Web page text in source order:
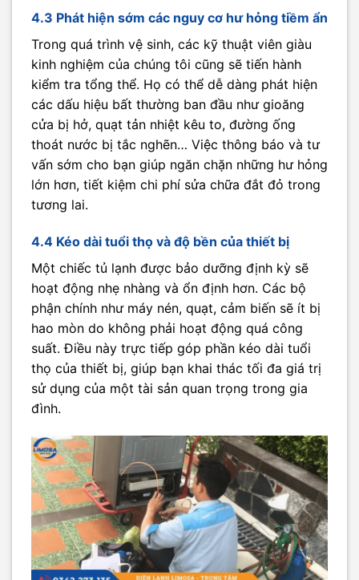
4.3 Phát hiện sớm các nguy cơ hư hỏng tiềm ẩn
Trong quá trình vệ sinh, các kỹ thuật viên giàu
kinh nghiệm của chúng tôi cũng sẽ tiến hành
kiểm tra tổng thể. Họ có thể dễ dàng phát hiện
các dấu hiệu bất thường ban đầu như gioăng
cửa bị hở, quạt tản nhiệt kêu to, đường ống
thoát nước bị tắc nghẽn… Việc thông báo và tư
vấn sớm cho bạn giúp ngăn chặn những hư hỏng
lớn hơn, tiết kiệm chi phí sửa chữa đắt đỏ trong
tương lai.
4.4 Kéo dài tuổi thọ và độ bền của thiết bị
Một chiếc tủ lạnh được bảo dưỡng định kỳ sẽ
hoạt động nhẹ nhàng và ổn định hơn. Các bộ
phận chính như máy nén, quạt, cảm biến sẽ ít bị
hao mòn do không phải hoạt động quá công
suất. Điều này trực tiếp góp phần kéo dài tuổi
thọ của thiết bị, giúp bạn khai thác tối đa giá trị
sử dụng của một tài sản quan trọng trong gia
đình.